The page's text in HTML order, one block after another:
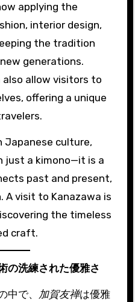
applying the
interior design,
the tradition
generations.
also allow visitors to
offering a unique
Japanese culture,
just a kimono—it is a
past and present,
A visit to Kanazawa is
the timeless
craft.
の洗練された優雅さ
中で、 加賀友禅は優雅